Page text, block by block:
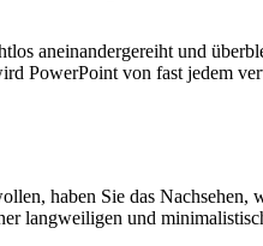
aneinandergereiht und
PowerPoint von fast jedem
haben Sie das
langweiligen und